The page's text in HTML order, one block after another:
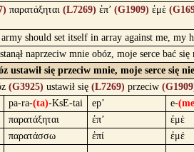
παρατάξηται (L7269) ἐπ’ (G1909) ἐμὲ
should set itself in array against me,
naprzeciw mnie obóz, moje serce bać
ustawił się przeciw mnie, moje serce się
(G3925) ustawił się (L7269) przeciw
pa-ra-(ta)-KsE-tai ep’ e-
παρατάξηται ἐπ’
ἐμὲ
παρατάσσω ἐπί ἐμέ